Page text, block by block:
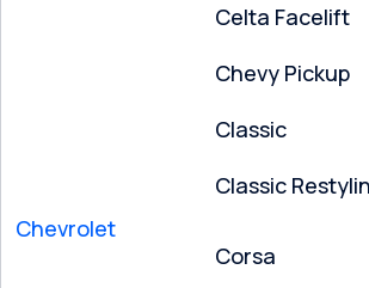
Chevrolet
Celta Facelift
Chevy Pickup
Classic
Classic
Corsa